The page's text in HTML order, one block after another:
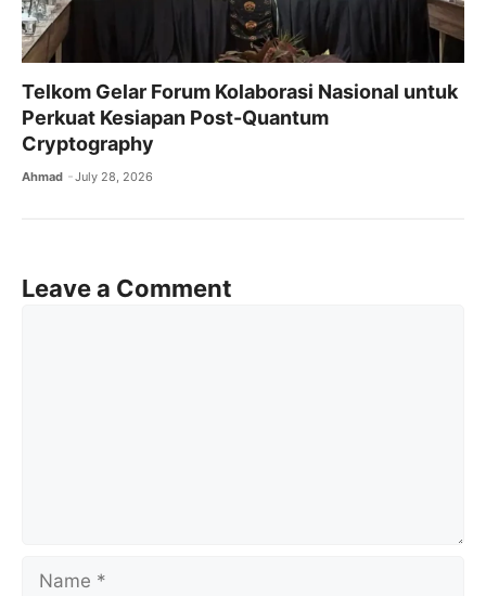
Telkom Gelar Forum Kolaborasi Nasional untuk
Perkuat Kesiapan Post-Quantum
Cryptography
Ahmad July 28, 2026
Leave a Comment
Name